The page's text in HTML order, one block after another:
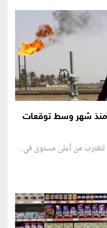
منذ شهر وسط توقعات
لتقترب من أعلى مستوى في...